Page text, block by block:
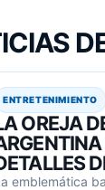
ENTRETENIMIENTO
OREJA
emblemática